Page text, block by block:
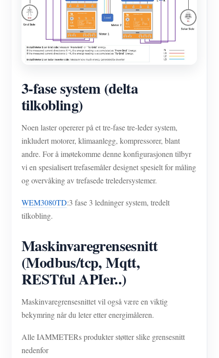
3-fase system (delta
tilkobling)
Noen laster opererer på et tre-fase tre-leder system,
inkludert motorer, klimaanlegg, kompressorer, blant
andre. For å imøtekomme denne konfigurasjonen tilbyr
vi en spesialisert trefasemåler designet spesielt for måling
og overvåking av trefasede treledersystemer.
WEM3080TD:3 fase 3 ledninger system, tredelt
tilkobling.
Maskinvaregrensesnitt
(Modbus/tcp, Mqtt,
RESTful APIer..)
Maskinvaregrensesnittet vil også være en viktig
bekymring når du leter etter energimåleren.
Alle IAMMETERs produkter støtter slike grensesnitt
nedenfor